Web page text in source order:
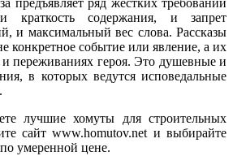
содержания, и запрет
и максимальный вес слова. Рассказы
конкретное событие или явление, а их
и переживаниях героя. Это душевные и
в которых ведутся исповедальные
лучшие хомуты для строительных
сайт www.homutov.net и выбирайте
умеренной цене.